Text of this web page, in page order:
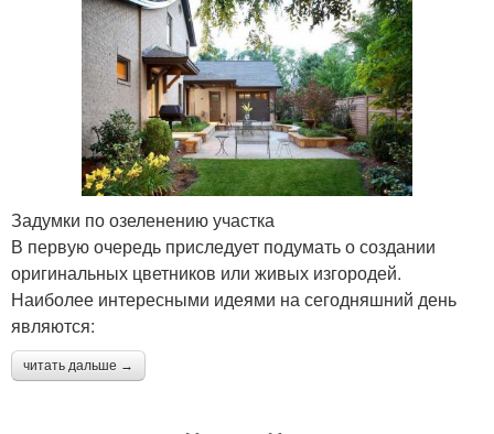
Задумки по озеленению участка
В первую очередь приследует подумать о создании
оригинальных цветников или живых изгородей.
Наиболее интересными идеями на сегодняшний день
являются:
читать дальше →